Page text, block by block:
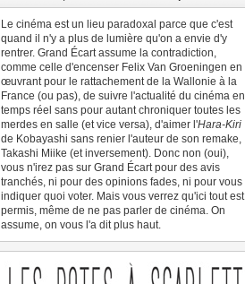
Le cinéma est un lieu paradoxal parce que c'est
quand il n'y a plus de lumière qu'on a envie d'y
rentrer. Grand Écart assume la contradiction,
comme celle d'encenser Felix Van Groeningen en
œuvrant pour le rattachement de la Wallonie à la
France (ou pas), de suivre l'actualité du cinéma en
temps réel sans pour autant chroniquer toutes les
merdes en salle (et vice versa), d'aimer l'Hara-Kiri
de Kobayashi sans renier l'auteur de son remake,
Takashi Miike (et inversement). Donc non (oui),
vous n'irez pas sur Grand Écart pour des avis
tranchés, ni pour des opinions fades, ni pour vous
indiquer quoi voter. Mais vous verrez qu'ici tout est
permis, même de ne pas parler de cinéma. On
assume, on vous l'a dit plus haut.